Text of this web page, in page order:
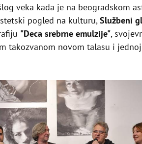
veka kada je na beogradskom
pogled na kulturu,Službeni
"Deca srebrne emulzije",
takozvanom novom talasu i